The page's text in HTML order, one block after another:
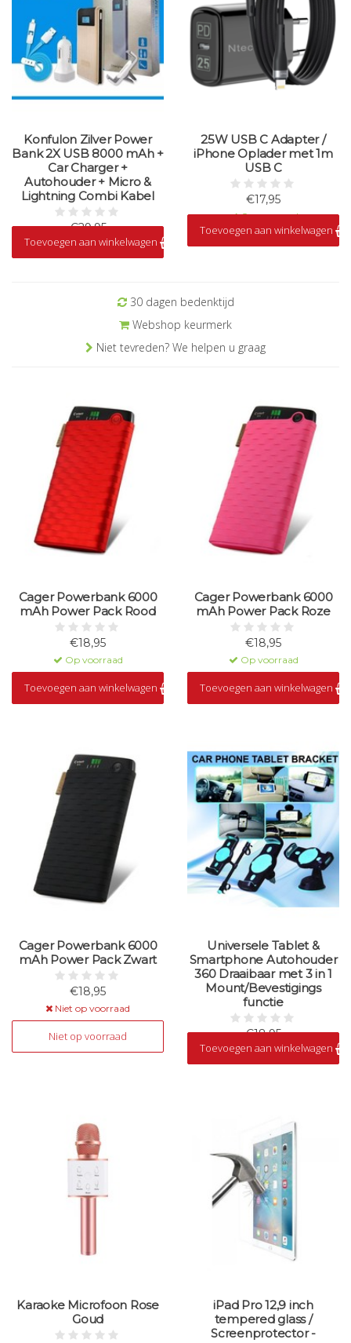
Konfulon Zilver Power
Bank 2X USB 8000 mAh +
Car Charger +
Autohouder + Micro &
Lightning Combi Kabel
€29,95
Op voorraad
Toevoegen aan winkelwagen
25W USB C Adapter /
iPhone Oplader met 1m
USB C
€17,95
Op voorraad
Toevoegen aan winkelwagen
30 dagen bedenktijd
Webshop keurmerk
Niet tevreden? We helpen u graag
Cager Powerbank 6000
mAh Power Pack Rood
€18,95
Op voorraad
Toevoegen aan winkelwagen
Cager Powerbank 6000
mAh Power Pack Roze
€18,95
Op voorraad
Toevoegen aan winkelwagen
Cager Powerbank 6000
mAh Power Pack Zwart
€18,95
Niet op voorraad
Niet op voorraad
Universele Tablet &
Smartphone Autohouder
360 Draaibaar met 3 in 1
Mount/Bevestigings
functie
€18,95
Op voorraad
Toevoegen aan winkelwagen
Karaoke Microfoon Rose
Goud
iPad Pro 12,9 inch
tempered glass /
Screenprotector -